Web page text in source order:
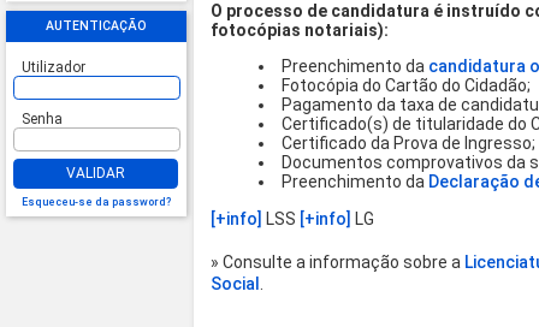
AUTENTICAÇÃO
Utilizador
Senha
VALIDAR
Esqueceu-se da password?
O processo de candidatura é instruído
fotocópias notariais):
Preenchimento da candidatura
Fotocópia do Cartão do Cidadão;
Pagamento da taxa de
Certificado(s) de titularidade do
Certificado da Prova de Ingresso;
Documentos comprovativos da
Preenchimento da Declaração
[+info] LSS [+info] LG
» Consulte a informação sobre a
Social